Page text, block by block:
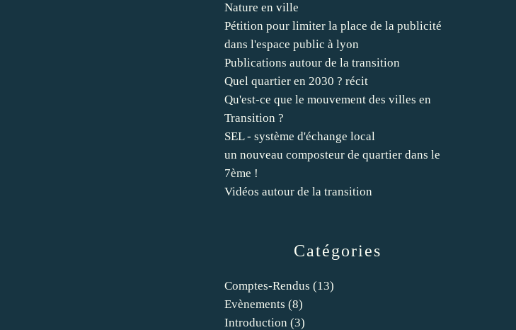
Catégories
Comptes-Rendus (13)
Evènements (8)
Introduction (3)
Nature en ville
Pétition pour limiter la place de la publicité
dans l'espace public à lyon
Publications autour de la transition
Quel quartier en 2030 ? récit
Qu'est-ce que le mouvement des villes en
Transition ?
SEL - système d'échange local
un nouveau composteur de quartier dans le
7ème !
Vidéos autour de la transition